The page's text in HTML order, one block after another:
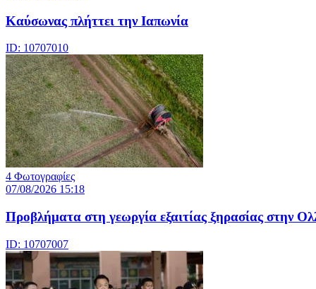
Καύσωνας πλήττει την Ιαπωνία
ID: 10707010
4 Φωτογραφίες
07/08/2026 15:18
Προβλήματα στη γεωργία εξαιτίας ξηρασίας στην
ID: 10707007